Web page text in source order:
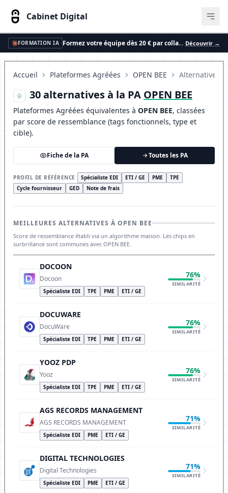
Cabinet Digital
FORMATION IA Formez votre équipe dès 20 € par collaborateur et par an Découvrir →
Accueil Plateformes Agréées OPEN BEE Alternatives
30 alternatives à la PA OPEN BEE
Plateformes Agréées équivalentes à OPEN BEE, classées
par score de ressemblance (tags fonctionnels, type et
cible).
Fiche de la PA Toutes les PA
PROFIL DE RÉFÉRENCE Spécialiste EDI ETI / GE PME
TPE
Cycle fournisseur
GED Note de frais
MEILLEURES ALTERNATIVES À OPEN BEE
Score de ressemblance établi via un algorithme maison. Les chips en
surbrillance sont communes avec OPEN BEE.
DOCOON
Docoon
Spécialiste EDI TPE PME ETI / GE
76%
SIMILARITÉ
DOCUWARE
DocuWare
Spécialiste EDI TPE PME ETI / GE
76%
SIMILARITÉ
YOOZ PDP
Yooz
Spécialiste EDI TPE PME ETI / GE
76%
SIMILARITÉ
AGS RECORDS MANAGEMENT
AGS RECORDS MANAGEMENT
Spécialiste EDI PME ETI / GE
71%
SIMILARITÉ
DIGITAL TECHNOLOGIES
Digital Technologies
Spécialiste EDI PME ETI / GE
71%
SIMILARITÉ